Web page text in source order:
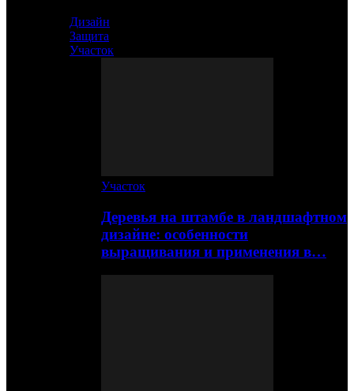
Дизайн
Защита
Участок
Участок
Деревья на штамбе в ландшафтном
дизайне: особенности
выращивания и применения в…